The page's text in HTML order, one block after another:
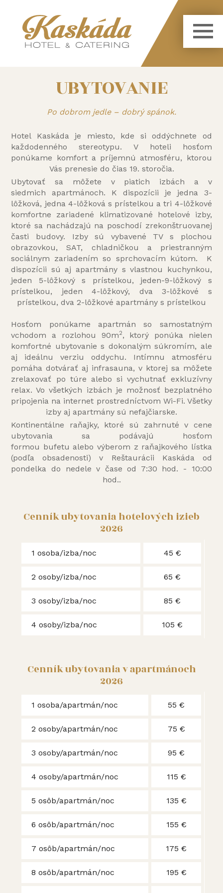
UBYTOVANIE
Po dobrom jedle – dobrý spánok.
Hotel Kaskáda je miesto, kde si oddýchnete od
každodenného stereotypu. V hoteli hosťom
ponúkame komfort a príjemnú atmosféru, ktorou
Vás prenesie do čias 19. storočia.
Ubytovať sa môžete v piatich izbách a v
siedmich apartmánoch. K dispozícii je jedna 3-
lôžková, jedna 4-lôžková s prístelkou a tri 4-lôžkové
komfortne zariadené klimatizované hotelové izby,
ktoré sa nachádzajú na poschodí zrekonštruovanej
časti budovy. Izby sú vybavené TV s plochou
obrazovkou, SAT, chladničkou a priestranným
sociálnym zariadením so sprchovacím kútom. K
dispozícii sú aj apartmány s vlastnou kuchynkou,
jeden 5-lôžkový s prístelkou, jeden-9-lôžkový s
prístelkou, jeden 4-lôžkový, dva 3-lôžkové s
prístelkou, dva 2-lôžkové apartmány s prístelkou
Hosťom ponúkame apartmán so samostatným
vchodom a rozlohou 90m2, ktorý ponúka nielen
komfortné ubytovanie s dokonalým súkromím, ale
aj ideálnu verziu oddychu. Intímnu atmosféru
pomáha dotvárať aj infrasauna, v ktorej sa môžete
zrelaxovať po túre alebo si vychutnať exkluzívny
relax. Vo všetkých izbách je možnosť bezplatného
pripojenia na internet prostredníctvom Wi-Fi. Všetky
izby aj apartmány sú nefajčiarske.
Kontinentálne raňajky, ktoré sú zahrnuté v cene
ubytovania sa podávajú hosťom
formou bufetu alebo výberom z raňajkového lístka
(podľa obsadenosti) v Reštaurácii Kaskáda od
pondelka do nedele v čase od 7:30 hod. - 10:00
hod..
Cenník ubytovania hotelových izieb
2026
1 osoba/izba/noc 45 €
2 osoby/izba/noc 65 €
3 osoby/izba/noc 85 €
4 osoby/izba/noc 105 €
Cenník ubytovania v apartmánoch
2026
1 osoba/apartmán/noc 55 €
2 osoby/apartmán/noc 75 €
3 osoby/apartmán/noc 95 €
4 osoby/apartmán/noc 115 €
5 osôb/apartmán/noc 135 €
6 osôb/apartmán/noc 155 €
7 osôb/apartmán/noc 175 €
8 osôb/apartmán/noc 195 €